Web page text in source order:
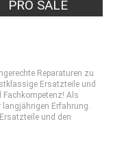
PRO SALE
Reparaturen zu
Ersatzteile und
Fachkompetenz! Als
langjährigen Erfahrung.
und den